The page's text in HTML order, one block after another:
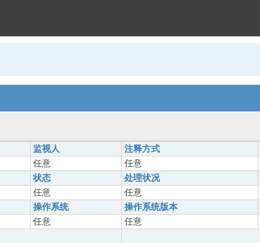
监视人 注释方式
任意 任意
状态 处理状况
任意 任意
操作系统 操作系统版本
任意 任意